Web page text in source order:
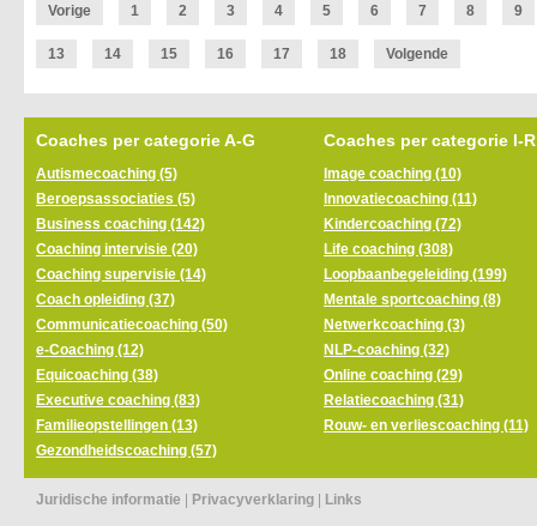
Vorige 1 2 3 4 5 6 7 8 9
13 14 15 16 17 18 Volgende
Coaches per categorie A-G
Autismecoaching (5)
Beroepsassociaties (5)
Business coaching (142)
Coaching intervisie (20)
Coaching supervisie (14)
Coach opleiding (37)
Communicatiecoaching (50)
e-Coaching (12)
Equicoaching (38)
Executive coaching (83)
Familieopstellingen (13)
Gezondheidscoaching (57)
Coaches per categorie I-R
Image coaching (10)
Innovatiecoaching (11)
Kindercoaching (72)
Life coaching (308)
Loopbaanbegeleiding (199)
Mentale sportcoaching (8)
Netwerkcoaching (3)
NLP-coaching (32)
Online coaching (29)
Relatiecoaching (31)
Rouw- en verliescoaching (11)
Juridische informatie | Privacyverklaring | Links